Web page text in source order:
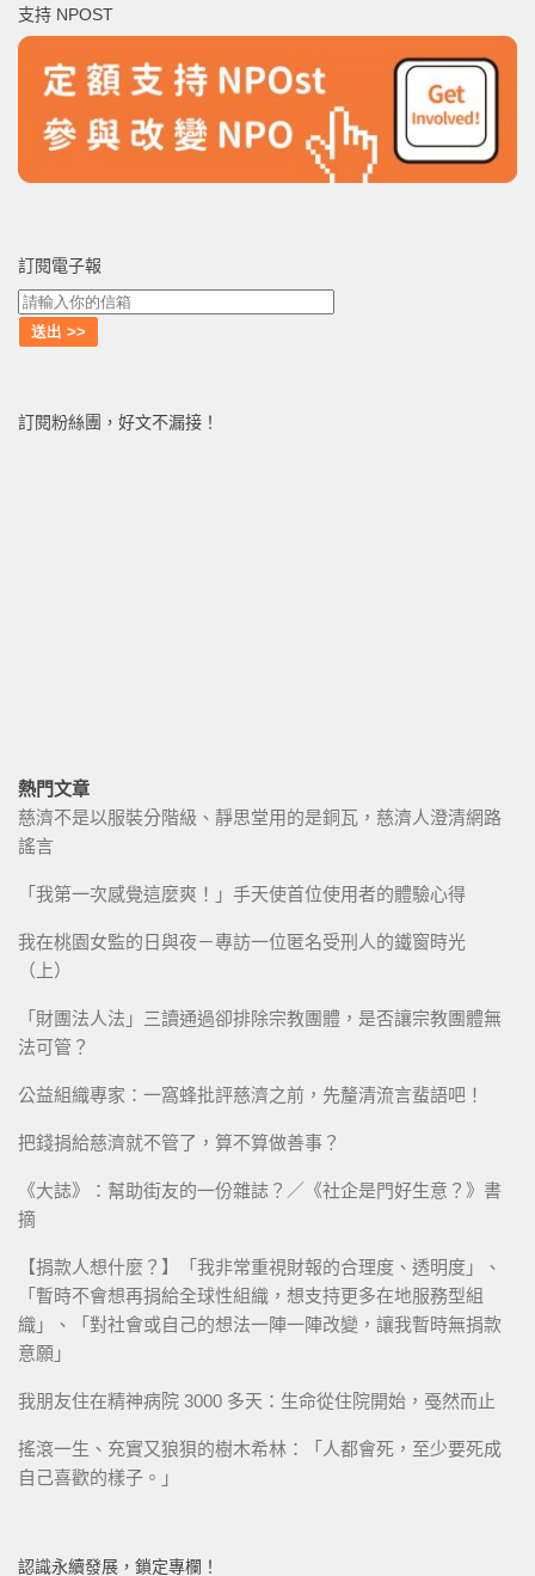
字:
支持 NPOST
訂閱電子報
訂閱粉絲團，好文不漏接！
熱門文章
慈濟不是以服裝分階級、靜思堂用的是銅瓦，慈濟人澄清網路
謠言
「我第一次感覺這麼爽！」手天使首位使用者的體驗心得
我在桃園女監的日與夜－專訪一位匿名受刑人的鐵窗時光
（上）
「財團法人法」三讀通過卻排除宗教團體，是否讓宗教團體無
法可管？
公益組織專家：一窩蜂批評慈濟之前，先釐清流言蜚語吧！
把錢捐給慈濟就不管了，算不算做善事？
《大誌》：幫助街友的一份雜誌？／《社企是門好生意？》書
摘
【捐款人想什麼？】「我非常重視財報的合理度、透明度」、
「暫時不會想再捐給全球性組織，想支持更多在地服務型組
織」、「對社會或自己的想法一陣一陣改變，讓我暫時無捐款
意願」
我朋友住在精神病院 3000 多天：生命從住院開始，戞然而止
搖滾一生、充實又狼狽的樹木希林：「人都會死，至少要死成
自己喜歡的樣子。」
認識永續發展，鎖定專欄！